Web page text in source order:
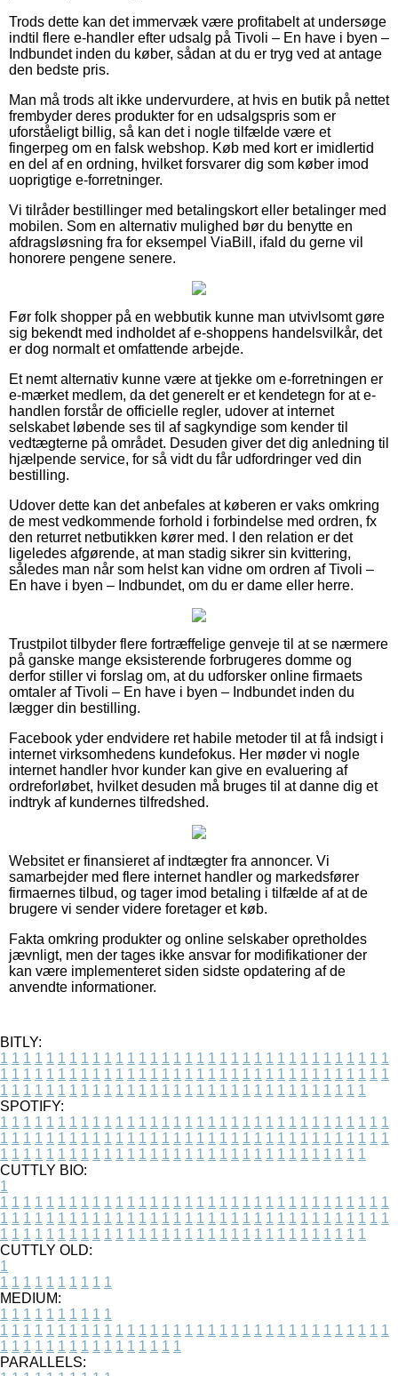
Trods dette kan det immervæk være profitabelt at undersøge
indtil flere e-handler efter udsalg på Tivoli – En have i byen –
Indbundet inden du køber, sådan at du er tryg ved at antage
den bedste pris.
Man må trods alt ikke undervurdere, at hvis en butik på nettet
frembyder deres produkter for en udsalgspris som er
uforståeligt billig, så kan det i nogle tilfælde være et
fingerpeg om en falsk webshop. Køb med kort er imidlertid
en del af en ordning, hvilket forsvarer dig som køber imod
uoprigtige e-forretninger.
Vi tilråder bestillinger med betalingskort eller betalinger med
mobilen. Som en alternativ mulighed bør du benytte en
afdragsløsning fra for eksempel ViaBill, ifald du gerne vil
honorere pengene senere.
Før folk shopper på en webbutik kunne man utvivlsomt gøre
sig bekendt med indholdet af e-shoppens handelsvilkår, det
er dog normalt et omfattende arbejde.
Et nemt alternativ kunne være at tjekke om e-forretningen er
e-mærket medlem, da det generelt er et kendetegn for at e-
handlen forstår de officielle regler, udover at internet
selskabet løbende ses til af sagkyndige som kender til
vedtægterne på området. Desuden giver det dig anledning til
hjælpende service, for så vidt du får udfordringer ved din
bestilling.
Udover dette kan det anbefales at køberen er vaks omkring
de mest vedkommende forhold i forbindelse med ordren, fx
den returret netbutikken kører med. I den relation er det
ligeledes afgørende, at man stadig sikrer sin kvittering,
således man når som helst kan vidne om ordren af Tivoli –
En have i byen – Indbundet, om du er dame eller herre.
Trustpilot tilbyder flere fortræffelige genveje til at se nærmere
på ganske mange eksisterende forbrugeres domme og
derfor stiller vi forslag om, at du udforsker online firmaets
omtaler af Tivoli – En have i byen – Indbundet inden du
lægger din bestilling.
Facebook yder endvidere ret habile metoder til at få indsigt i
internet virksomhedens kundefokus. Her møder vi nogle
internet handler hvor kunder kan give en evaluering af
ordreforløbet, hvilket desuden må bruges til at danne dig et
indtryk af kundernes tilfredshed.
Websitet er finansieret af indtægter fra annoncer. Vi
samarbejder med flere internet handler og markedsfører
firmaernes tilbud, og tager imod betaling i tilfælde af at de
brugere vi sender videre foretager et køb.
Fakta omkring produkter og online selskaber opretholdes
jævnligt, men der tages ikke ansvar for modifikationer der
kan være implementeret siden sidste opdatering af de
anvendte informationer.
BITLY:
1 1 1 1 1 1 1 1 1 1 1 1 1 1 1 1 1 1 1 1 1 1 1 1 1 1 1 1 1 1 1 1 1 1
1 1 1 1 1 1 1 1 1 1 1 1 1 1 1 1 1 1 1 1 1 1 1 1 1 1 1 1 1 1 1 1 1 1
1 1 1 1 1 1 1 1 1 1 1 1 1 1 1 1 1 1 1 1 1 1 1 1 1 1 1 1 1 1 1 1
SPOTIFY:
1 1 1 1 1 1 1 1 1 1 1 1 1 1 1 1 1 1 1 1 1 1 1 1 1 1 1 1 1 1 1 1 1 1
1 1 1 1 1 1 1 1 1 1 1 1 1 1 1 1 1 1 1 1 1 1 1 1 1 1 1 1 1 1 1 1 1 1
1 1 1 1 1 1 1 1 1 1 1 1 1 1 1 1 1 1 1 1 1 1 1 1 1 1 1 1 1 1 1 1
CUTTLY BIO:
1
1 1 1 1 1 1 1 1 1 1 1 1 1 1 1 1 1 1 1 1 1 1 1 1 1 1 1 1 1 1 1 1 1 1
1 1 1 1 1 1 1 1 1 1 1 1 1 1 1 1 1 1 1 1 1 1 1 1 1 1 1 1 1 1 1 1 1 1
1 1 1 1 1 1 1 1 1 1 1 1 1 1 1 1 1 1 1 1 1 1 1 1 1 1 1 1 1 1 1 1
CUTTLY OLD:
1
1 1 1 1 1 1 1 1 1 1
MEDIUM:
1 1 1 1 1 1 1 1 1 1
1 1 1 1 1 1 1 1 1 1 1 1 1 1 1 1 1 1 1 1 1 1 1 1 1 1 1 1 1 1 1 1 1 1
1 1 1 1 1 1 1 1 1 1 1 1 1 1 1 1
PARALLELS: